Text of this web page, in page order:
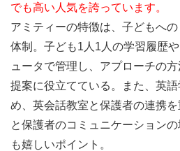
でも高い人気を誇っています。
アミティーの特徴は、子どもへ
体制。子ども1人1人の学習履歴
ュータで管理し、アプローチの
提案に役立てている。また、英
め、英会話教室と保護者の連携
と保護者のコミュニケーション
も嬉しいポイント。